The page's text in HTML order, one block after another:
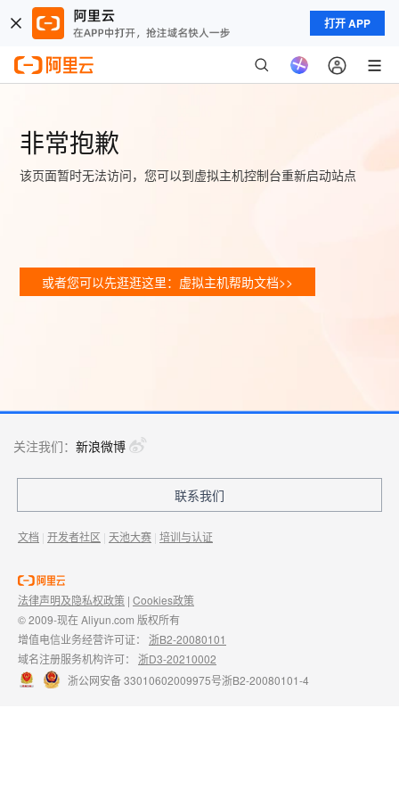
打开 APP
非常抱歉
该页面暂时无法访问，您可以到虚拟主机控制台重新启动站点
或者您可以先逛逛这里：虚拟主机帮助文档>>